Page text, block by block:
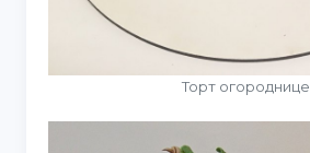
Торт огороднице